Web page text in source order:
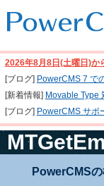
2026年8月8日(土曜日)か
[ブログ] PowerCMS 7 で
[新着情報] Movable Type
[ブログ] PowerCMS サポ
PowerCMS